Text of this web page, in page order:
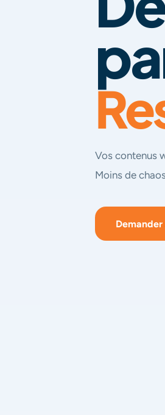
Vos contenus
Moins de